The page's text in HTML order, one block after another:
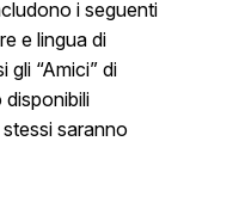
i seguenti
e lingua di
“Amici” di
disponibili
saranno